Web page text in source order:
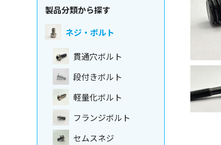
製品分類から探す
ネジ・ボルト
貫通穴ボルト
段付きボルト
軽量化ボルト
フランジボルト
セムスネジ